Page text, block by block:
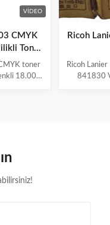
VIDEO
CMYK
Toner
toner
18.000
Ricoh
Ricoh
841830